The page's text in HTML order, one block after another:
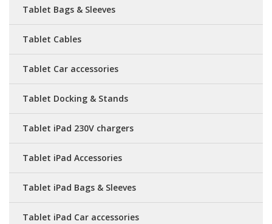
Tablet Bags & Sleeves
Tablet Cables
Tablet Car accessories
Tablet Docking & Stands
Tablet iPad 230V chargers
Tablet iPad Accessories
Tablet iPad Bags & Sleeves
Tablet iPad Car accessories